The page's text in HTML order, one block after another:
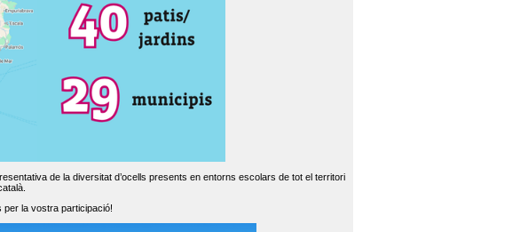
de la diversitat d’ocells presents en entorns escolars de tot el territori
per la vostra participació!